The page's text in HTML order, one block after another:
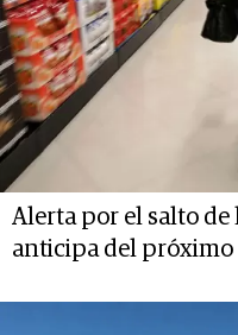
Alerta por el salto
anticipa del próximo